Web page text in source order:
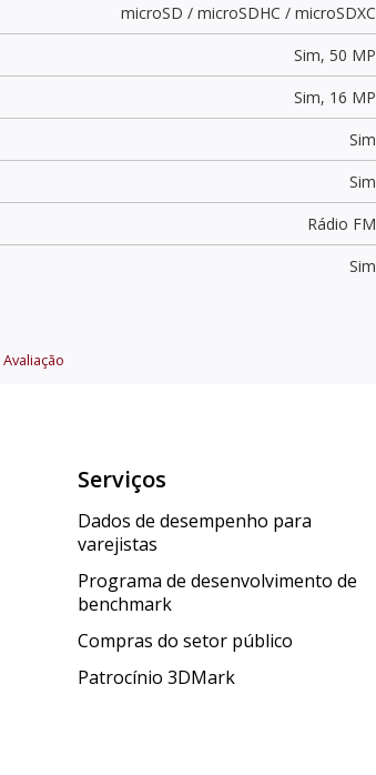
microSD / microSDHC / microSDXC
Sim, 50 MP
Sim, 16 MP
Sim
Sim
Rádio FM
Sim
Avaliação
Serviços
Dados de desempenho para
varejistas
Programa de desenvolvimento de
benchmark
Compras do setor público
Patrocínio 3DMark